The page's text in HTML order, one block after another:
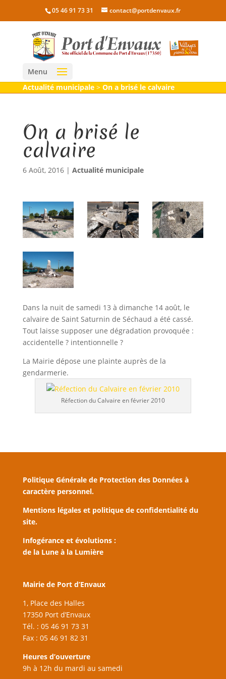
05 46 91 73 31 contact@portdenvaux.fr
Menu
Actualité municipale> On a brisé le calvaire
On a brisé le
calvaire
6 Août, 2016| Actualité municipale
Dans la nuit de samedi 13 à dimanche 14 août, le
calvaire de Saint Saturnin de Séchaud a été cassé.
Tout laisse supposer une dégradation provoquée :
accidentelle ? intentionnelle ?
La Mairie dépose une plainte auprès de la
gendarmerie.
Réfection du Calvaire en février 2010
Politique Générale de Protection des Données à
caractère personnel.
Mentions légales et politique de confidentialité du
site.
Infogérance et évolutions :
de la Lune à la Lumière
Mairie de Port d’Envaux
1, Place des Halles
17350 Port d’Envaux
Tél. : 05 46 91 73 31
Fax : 05 46 91 82 31
Heures d’ouverture
9h à 12h du mardi au samedi